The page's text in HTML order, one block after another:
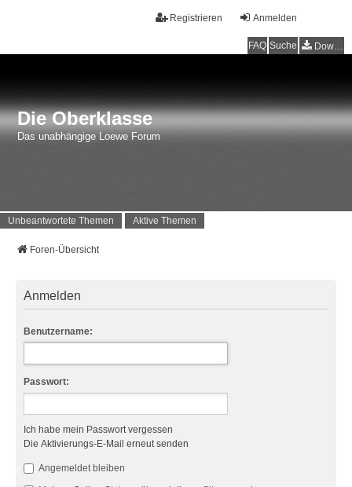
Anmelden
Registrieren
FAQ Suche Downloads
Die Oberklasse
Das unabhängige Loewe Forum
Unbeantwortete Themen Aktive Themen
Foren-Übersicht
Anmelden
Benutzername:
Passwort:
Ich habe mein Passwort vergessen
Die Aktivierungs-E-Mail erneut senden
Angemeldet bleiben